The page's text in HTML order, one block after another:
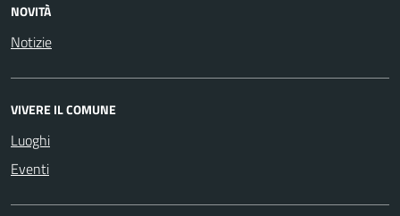
NOVITÀ
Notizie
VIVERE IL COMUNE
Luoghi
Eventi